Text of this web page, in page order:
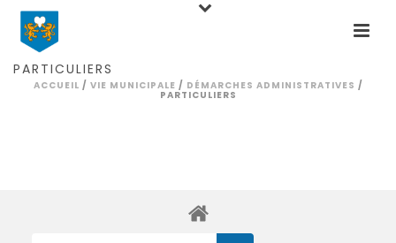
PARTICULIERS
ACCUEIL / VIE MUNICIPALE / DÉMARCHES ADMINISTRATIVES /
PARTICULIERS